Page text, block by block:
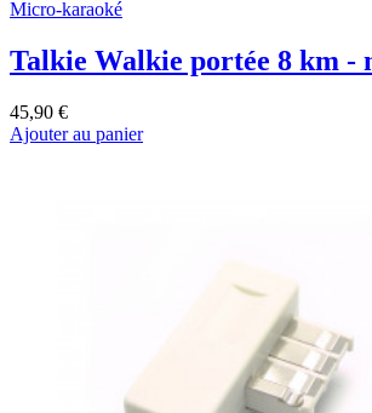
Micro-karaoké
Talkie Walkie portée 8 km -
45,90 €
Ajouter au panier